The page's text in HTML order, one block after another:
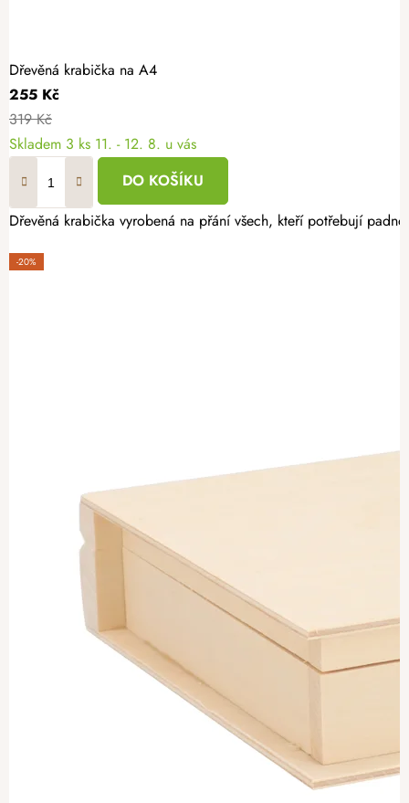
Dřevěná krabička na A4
255 Kč
319 Kč
Skladem 3 ks 11. - 12. 8. u vás
DO KOŠÍKU
Dřevěná krabička vyrobená na přání všech, kteří potřebují
-20%